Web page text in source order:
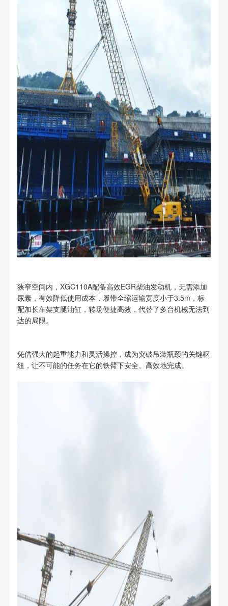
狭窄空间内，XGC110A配备高效EGR柴油发动机，无需添加
尿素，有效降低使用成本，履带全缩运输宽度小于3.5m，标
配加长车架支腿油缸，转场便捷高效，代替了多台机械无法到
达的局限。
凭借强大的起重能力和灵活操控，成为突破吊装瓶颈的关键枢
纽，让不可能的任务在它的铁臂下安全、高效地完成。